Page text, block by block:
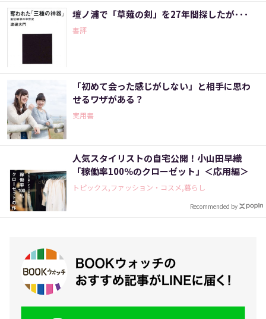
壇ノ浦で「草薙の剣」を27年間探したが･･･
書評
「初めて会った感じがしない」と相手に思わ
せるワザがある？
実用書
人気スタイリストの自宅公開！小山田早織
「稼働率100％のクローゼット」＜応用編＞
トピックス,ファッション・コスメ,暮らし
Recommended by